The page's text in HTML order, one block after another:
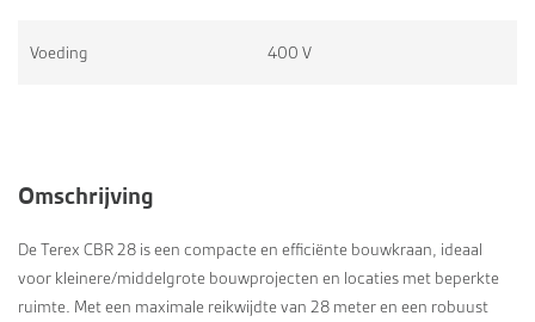
Voeding 400 V
Omschrijving
De Terex CBR 28 is een compacte en efficiënte bouwkraan, ideaal
voor kleinere/middelgrote bouwprojecten en locaties met beperkte
ruimte. Met een maximale reikwijdte van 28 meter en een robuust